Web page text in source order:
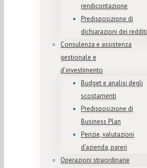
rendicontazione
Predisposizione di
dichiarazioni dei redditi
Consulenza e assistenza
gestionale e
d’investimento
Budget e analisi degli
scostamenti
Predisposizione di
Business Plan
Perizie, valutazioni
d’azienda, pareri
Operazioni straordinarie